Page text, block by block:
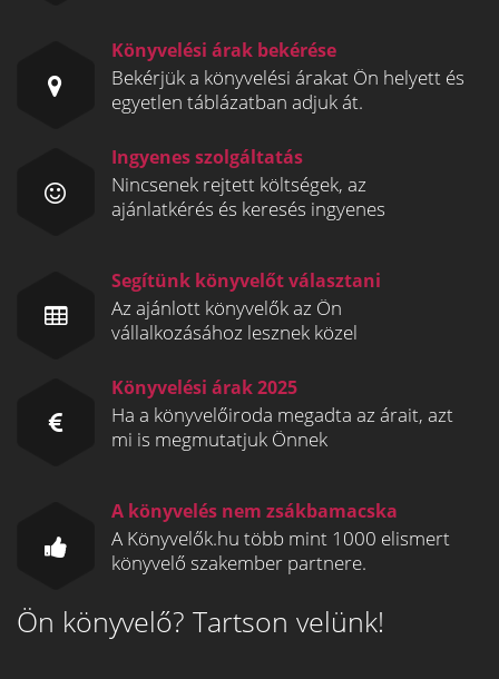
Könyvelési árak bekérése
Bekérjük a könyvelési árakat Ön helyett és
egyetlen táblázatban adjuk át.
Ingyenes szolgáltatás
Nincsenek rejtett költségek, az
ajánlatkérés és keresés ingyenes
Segítünk könyvelőt választani
Az ajánlott könyvelők az Ön
vállalkozásához lesznek közel
Könyvelési árak 2025
Ha a könyvelőiroda megadta az árait, azt
mi is megmutatjuk Önnek
A könyvelés nem zsákbamacska
A Könyvelők.hu több mint 1000 elismert
könyvelő szakember partnere.
Ön könyvelő? Tartson velünk!